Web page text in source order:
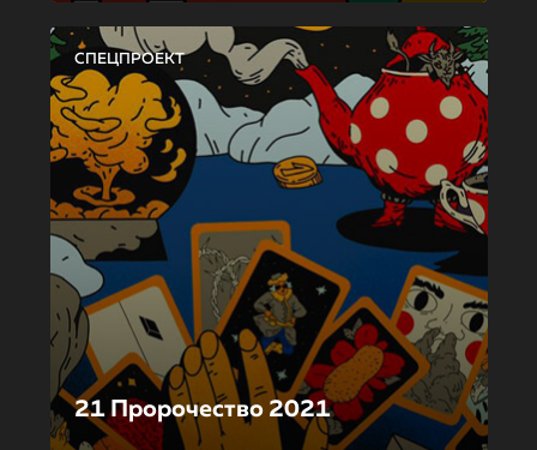
СПЕЦПРОЕКТ
21 Пророчество 2021